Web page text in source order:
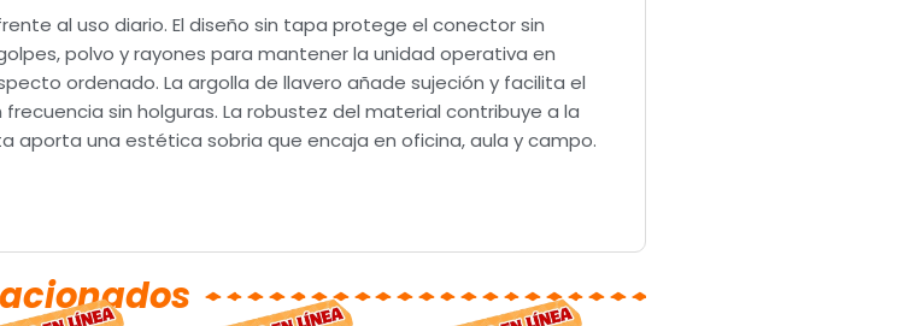
al uso diario. El diseño sin tapa protege el conector sin
polvo y rayones para mantener la unidad operativa en
ordenado. La argolla de llavero añade sujeción y facilita el
sin holguras. La robustez del material contribuye a la
aporta una estética sobria que encaja en oficina, aula y campo.